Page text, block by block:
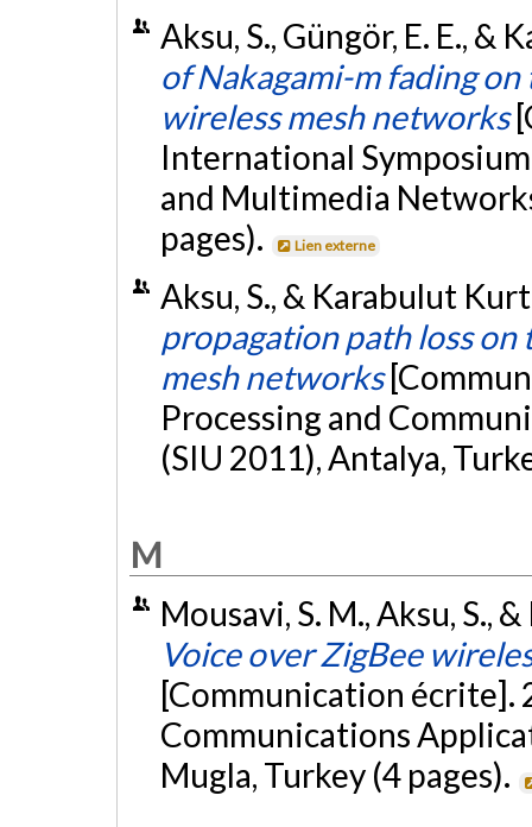
Aksu, S., Güngör, E. E.,
of Nakagami-m fading
wireless mesh networks
International
and Multimedia
pages).
Lien externe
Aksu, S., & Karabulut
propagation path loss
mesh networks
Processing and
(SIU 2011), Antalya,
M
Mousavi, S. M., Aksu, S.,
Voice over ZigBee
[Communication écrite].
Communications
Mugla, Turkey (4 pages).